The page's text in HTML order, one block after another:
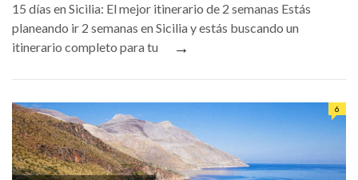
15 días en Sicilia: El mejor itinerario de 2 semanas Estás
planeando ir 2 semanas en Sicilia y estás buscando un
itinerario completo para tu
→
6